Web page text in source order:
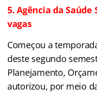
5. Agência da
vagas
Começou a
deste segundo
Planejamento,
autorizou, por meio